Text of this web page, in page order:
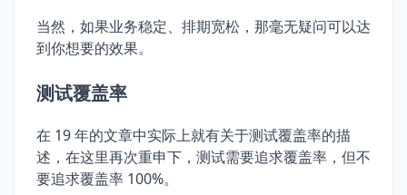
当然，如果业务稳定、排期宽松，那毫无疑问可以达
到你想要的效果。
测试覆盖率
在 19 年的文章中实际上就有关于测试覆盖率的描
述，在这里再次重申下，测试需要追求覆盖率，但不
要追求覆盖率 100%。